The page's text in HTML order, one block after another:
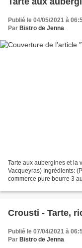
Publié le 04/05/2021 à
Par Bistro de Jenna
Tarte aux aubergines et la
Vacqueyras) Ingrédients:
commerce pure beurre 3
Crousti - Tarte,
Publié le 07/04/2021 à
Par Bistro de Jenna